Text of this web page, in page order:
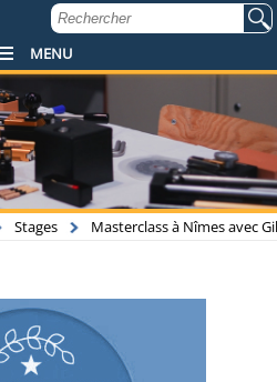
MENU
Stages Masterclass à Nîmes avec